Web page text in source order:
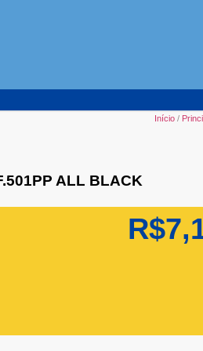
Início /
ALL BLACK
R$